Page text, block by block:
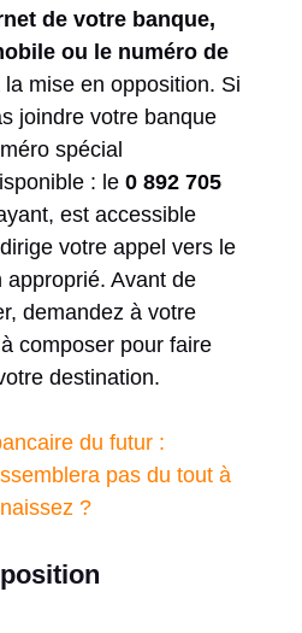
de votre banque,
ou le numéro de
la mise en opposition. Si
joindre votre banque
spécial
: le 0 892 705
est accessible
votre appel vers le
approprié. Avant de
demandez à votre
composer pour faire
destination.
du futur :
pas du tout à
?